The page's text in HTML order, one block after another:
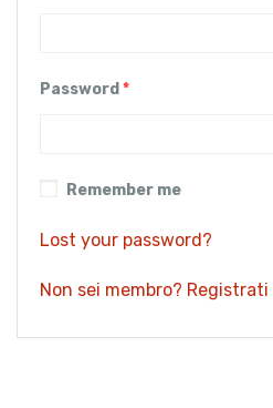
Password *
Remember me
Lost your password?
Non sei membro? Registrati